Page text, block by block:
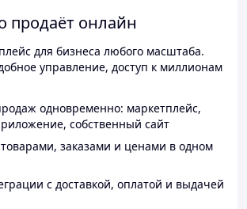
продаёт онлайн
для бизнеса любого масштаба.
управление, доступ к миллионам
одновременно: маркетплейс,
собственный сайт
заказами и ценами в одном
с доставкой, оплатой и выдачей